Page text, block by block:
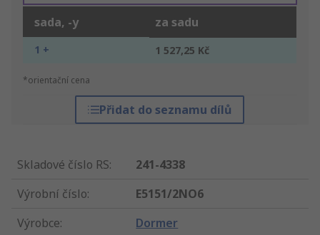
sada, -y za sadu
1 + 1 527,25 Kč
*orientační cena
Přidat do seznamu dílů
Skladové číslo RS:
241-4338
Výrobní číslo:
E5151/2NO6
Výrobce: Dormer